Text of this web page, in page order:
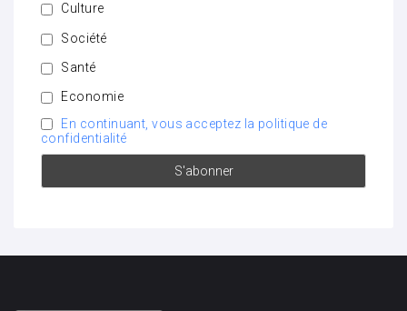
Culture
Société
Santé
Economie
En continuant, vous acceptez la politique de
confidentialité